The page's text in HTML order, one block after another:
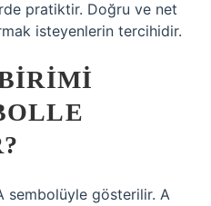
pratiktir. Doğru ve net
isteyenlerin tercihidir.
sembolüyle gösterilir. A